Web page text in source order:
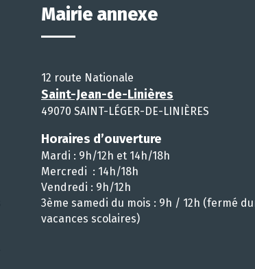
Mairie annexe
12 route Nationale
Saint-Jean-de-Linières
49070 SAINT-LÉGER-DE-LINIÈRES
Horaires d’ouverture
Mardi : 9h/12h et 14h/18h
Mercredi : 14h/18h
Vendredi : 9h/12h
3ème samedi du mois : 9h / 12h (fermé
vacances scolaires)